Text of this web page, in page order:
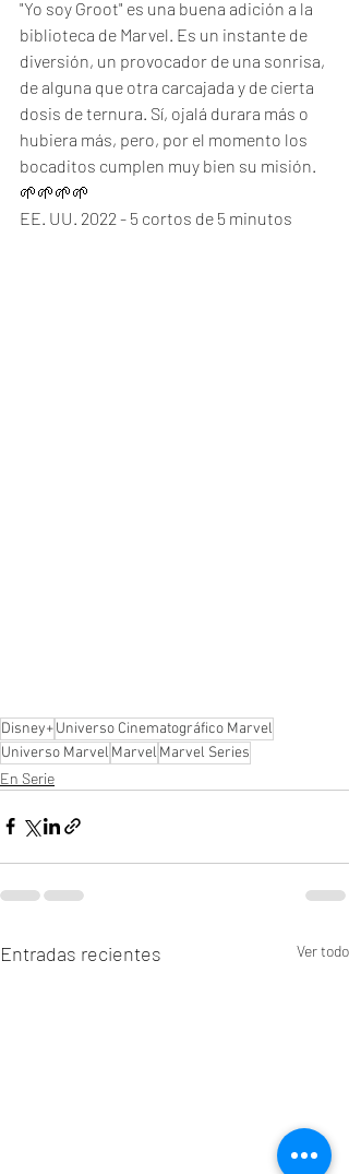
"Yo soy Groot" es una buena adición a la
biblioteca de Marvel. Es un instante de
diversión, un provocador de una sonrisa,
de alguna que otra carcajada y de cierta
dosis de ternura. Sí, ojalá durara más o
hubiera más, pero, por el momento los
bocaditos cumplen muy bien su misión.
🌱🌱🌱🌱
EE. UU. 2022 - 5 cortos de 5 minutos
Disney+Universo Cinematográfico Marvel
Universo Marvel Marvel Marvel Series
En Serie
Entradas recientes Ver todo